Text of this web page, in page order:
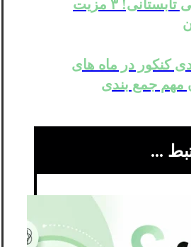
اردو مطالعاتی تابستانی! ۳ مزیت
کنکور در ماه های
...